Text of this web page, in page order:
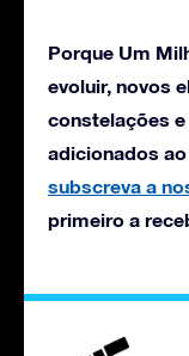
Porque Um
evoluir, novos
constelações
adicionados
subscreva a
primeiro a